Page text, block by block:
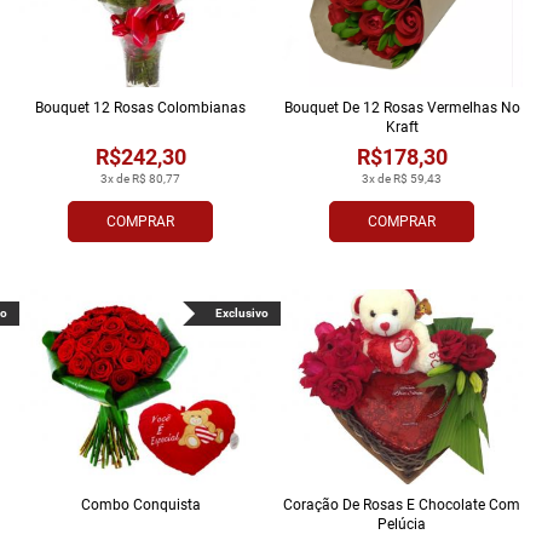
COMPRAR
3x de R$ 80,77
R$242,30
Bouquet 12 Rosas Colombianas
COMPRAR
3x de R$ 59,43
R$178,30
Bouquet De 12 Rosas Vermelhas No
Kraft
Combo Conquista
Exclusivo
Coração De Rosas E Chocolate Com
Pelúcia